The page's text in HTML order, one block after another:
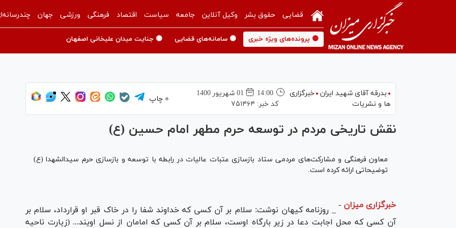
قضایی حقوق بشر وکیل آنلاین جامعه سیاست اقتصاد فرهنگی ورزشی جهان
🟡 پرونده‌های ویژه خبری 🟡 سامانه‌های قضایی 🟡 جنایت میدان علیخانی اصفهان
بدرقه آقای شهید ایران خبرگزاری
ها و نشریات
14:00
01 شهريور 1400
کد خبر:۷۵۱۴۶۴
چاپ
نقش تاریخی مردم در توسعه حرم مطهر امام حسین (ع)
معاون فرهنگی و مشارکت‌های مردمی ستاد باز‌سازی عتبات عالیات در رابطه با توسعه و بازسازی حرم سیدالشهدا (ع)
توضیحاتی ارائه کرده است.
خبرگزاری میزان - _ روزنامه کیهان نوشت: سلام بر آن کسی که خداوند شفا را در خاک قبر او قرار‌داد، سلام بر
آن کسی که محل اجابت دعا در زیر بارگاه اوست، سلام بر آن کسی که امامان از نسل اویند... (زیارت ناحیه